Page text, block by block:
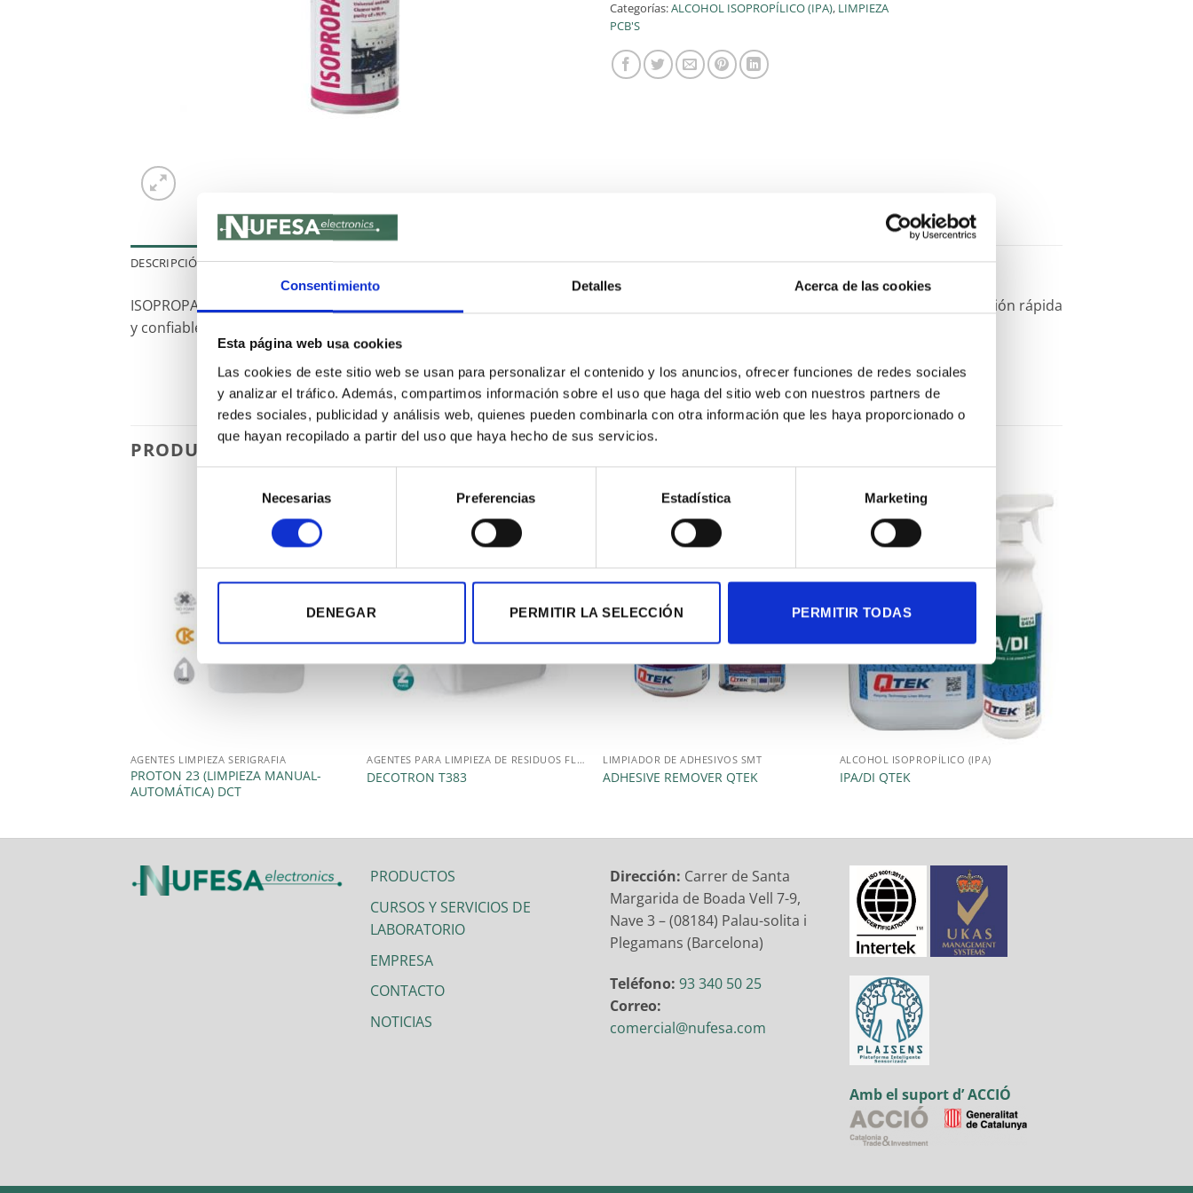
Consentimiento Detalles Acerca de las cookies
Esta página web usa cookies
Las cookies de este sitio web se usan para personalizar el contenido y los anuncios, ofrecer funciones de redes sociales
y analizar el tráfico. Además, compartimos información sobre el uso que haga del sitio web con nuestros partners de
redes sociales, publicidad y análisis web, quienes pueden combinarla con otra información que les haya proporcionado o
que hayan recopilado a partir del uso que haya hecho de sus servicios.
consentimiento
Necesarias Preferencias Estadística Marketing
DENEGAR PERMITIR LA SELECCIÓN PERMITIR TODAS
Categorías:ALCOHOL ISOPROPÍLICO (IPA), LIMPIEZA
PCB'S
DESCRIPCIÓN
ISOPROPANOL es un limpiador suave y universal con excelente capacidad de humectación y disolución. Esto garantiza la eliminación rápida
y confiable de contaminaciones como huellas digitales de polvo, aceite y todo tipo de suciedad ligera.
PRODUCTOS RELACIONADOS
AGENTES LIMPIEZA SERIGRAFIA
PROTON 23 (LIMPIEZA MANUAL-
AUTOMÁTICA) DCT
AGENTES PARA LIMPIEZA DE RESIDUOS FLUX
DECOTRON T383
LIMPIADOR DE ADHESIVOS SMT
ADHESIVE REMOVER QTEK
ALCOHOL ISOPROPÍLICO (IPA)
IPA/DI QTEK
PRODUCTOS
CURSOS Y SERVICIOS DE
LABORATORIO
EMPRESA
CONTACTO
NOTICIAS
Dirección: Carrer de Santa
Margarida de Boada Vell 7-9,
Nave 3 – (08184) Palau-solita i
Plegamans (Barcelona)
Teléfono: 93 340 50 25
Correo:
comercial@nufesa.com
Amb el suport d’ ACCIÓ